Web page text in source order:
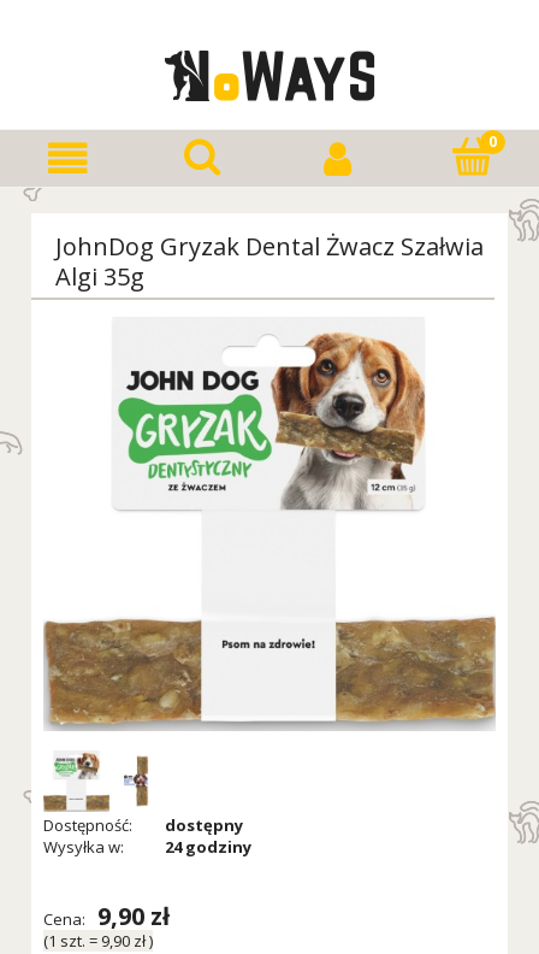
JohnDog Gryzak Dental Żwacz Szałwia
Algi 35g
Dostępność:
dostępny
Wysyłka w:
24 godziny
Cena: 9,90 zł
(1 szt. = 9,90 zł)